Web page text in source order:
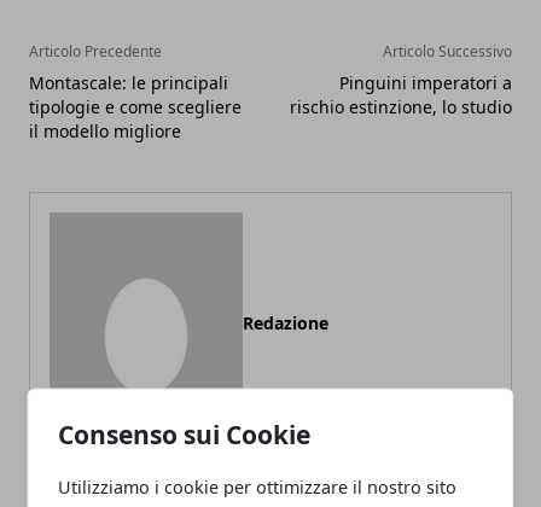
Consenso sui Cookie
Utilizziamo i cookie per ottimizzare il nostro sito
Articolo Precedente
Montascale: le principali
tipologie e come scegliere
il modello migliore
Articolo Successivo
Pinguini imperatori a
rischio estinzione, lo studio
Redazione